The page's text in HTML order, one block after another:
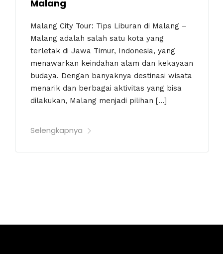
Malang
Malang City Tour: Tips Liburan di Malang –
Malang adalah salah satu kota yang
terletak di Jawa Timur, Indonesia, yang
menawarkan keindahan alam dan kekayaan
budaya. Dengan banyaknya destinasi wisata
menarik dan berbagai aktivitas yang bisa
dilakukan, Malang menjadi pilihan […]
Selengkapnya